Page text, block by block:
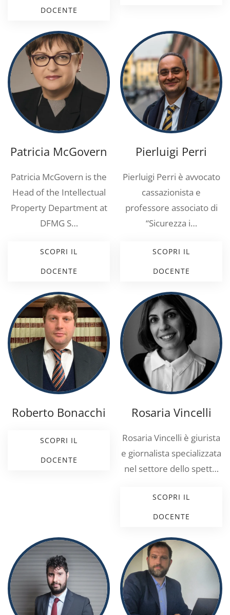
DOCENTE
Patricia McGovern
Patricia McGovern is the
Head of the Intellectual
Property Department at
DFMG S…
SCOPRI IL
DOCENTE
Pierluigi Perri
Pierluigi Perri è avvocato
cassazionista e
professore associato di
“Sicurezza i…
SCOPRI IL
DOCENTE
Roberto Bonacchi
SCOPRI IL
DOCENTE
Rosaria Vincelli
Rosaria Vincelli è giurista
e giornalista specializzata
nel settore dello spett…
SCOPRI IL
DOCENTE